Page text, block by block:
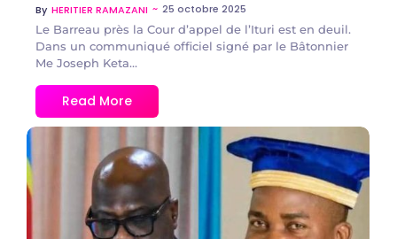
By HERITIER RAMAZANI ~ 25 octobre 2025
Le Barreau près la Cour d’appel de l’Ituri est en deuil.
Dans un communiqué officiel signé par le Bâtonnier
Me Joseph Keta...
Read More